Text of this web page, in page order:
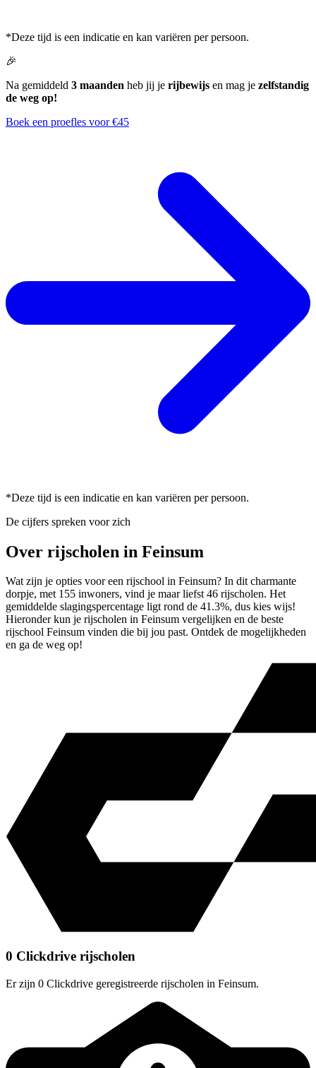
*Deze tijd is een indicatie en kan variëren per persoon.
🎉
Na gemiddeld 3 maanden heb jij je rijbewijs en mag je zelfstandig
de weg op!
Boek een proefles voor €45
*Deze tijd is een indicatie en kan variëren per persoon.
De cijfers spreken voor zich
Over rijscholen in Feinsum
Wat zijn je opties voor een rijschool in Feinsum? In dit charmante
dorpje, met 155 inwoners, vind je maar liefst 46 rijscholen. Het
gemiddelde slagingspercentage ligt rond de 41.3%, dus kies wijs!
Hieronder kun je rijscholen in Feinsum vergelijken en de beste
rijschool Feinsum vinden die bij jou past. Ontdek de mogelijkheden
en ga de weg op!
0 Clickdrive rijscholen
Er zijn 0 Clickdrive geregistreerde rijscholen in Feinsum.